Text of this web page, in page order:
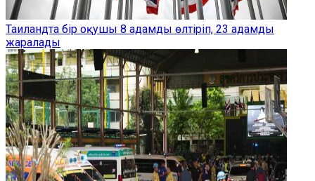
Таиландта бір оқушы 8 адамды өлтіріп, 23 адамды
жаралады